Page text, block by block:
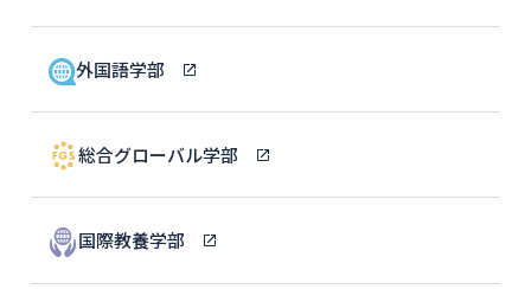
外国語学部
総合グローバル学部
国際教養学部